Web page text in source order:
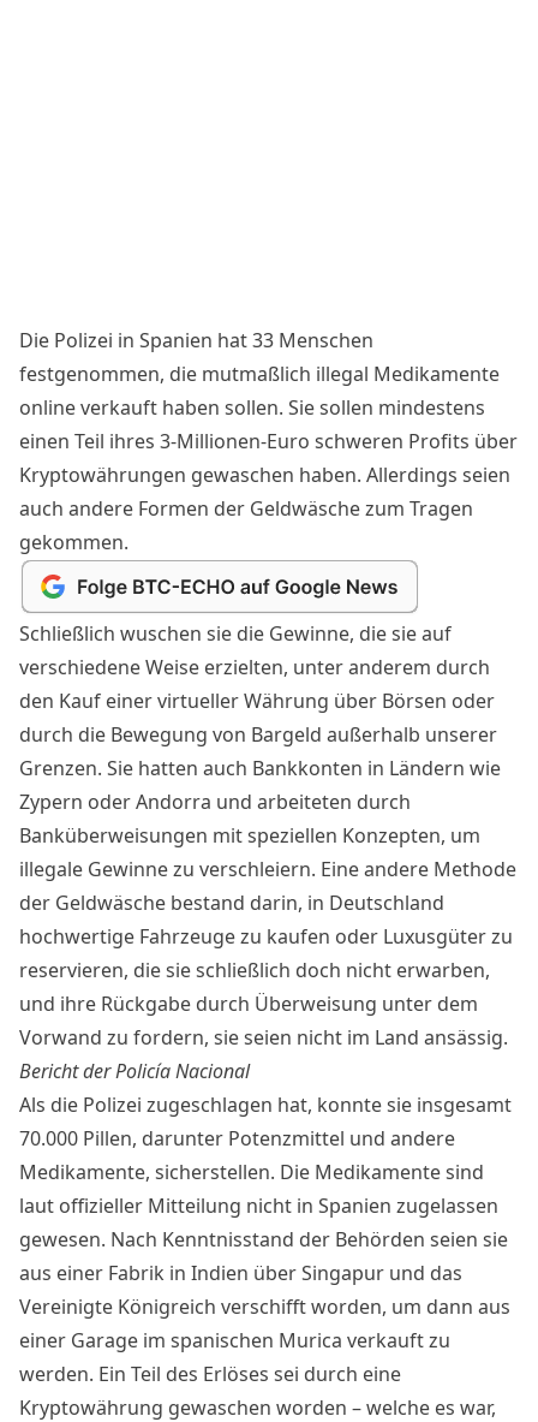
Die Polizei in Spanien hat 33 Menschen
festgenommen, die mutmaßlich illegal Medikamente
online verkauft haben sollen. Sie sollen mindestens
einen Teil ihres 3-Millionen-Euro schweren Profits über
Kryptowährungen gewaschen haben. Allerdings seien
auch andere Formen der Geldwäsche zum Tragen
gekommen.
Schließlich wuschen sie die Gewinne, die sie auf
verschiedene Weise erzielten, unter anderem durch
den Kauf einer virtueller Währung über Börsen oder
durch die Bewegung von Bargeld außerhalb unserer
Grenzen. Sie hatten auch Bankkonten in Ländern wie
Zypern oder Andorra und arbeiteten durch
Banküberweisungen mit speziellen Konzepten, um
illegale Gewinne zu verschleiern. Eine andere Methode
der Geldwäsche bestand darin, in Deutschland
hochwertige Fahrzeuge zu kaufen oder Luxusgüter zu
reservieren, die sie schließlich doch nicht erwarben,
und ihre Rückgabe durch Überweisung unter dem
Vorwand zu fordern, sie seien nicht im Land ansässig.
Bericht der Policía Nacional
Als die Polizei zugeschlagen hat, konnte sie insgesamt
70.000 Pillen, darunter Potenzmittel und andere
Medikamente, sicherstellen. Die Medikamente sind
laut offizieller Mitteilung nicht in Spanien zugelassen
gewesen. Nach Kenntnisstand der Behörden seien sie
aus einer Fabrik in Indien über Singapur und das
Vereinigte Königreich verschifft worden, um dann aus
einer Garage im spanischen Murica verkauft zu
werden. Ein Teil des Erlöses sei durch eine
Kryptowährung gewaschen worden – welche es war,